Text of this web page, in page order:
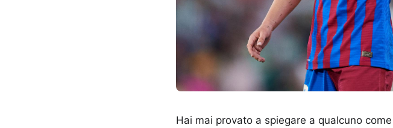
Hai mai provato a spiegare a qualcuno